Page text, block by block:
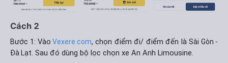
Cách 2
Bước 1: Vào Vexere.com, chọn điểm đi/ điểm đến là Sài Gòn -
Đà Lạt. Sau đó dùng bộ lọc chọn xe An Anh Limousine.